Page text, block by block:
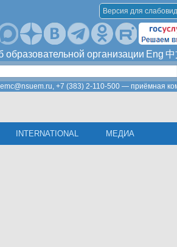
Версия для
образовательной организации Eng 中
+7 (383) 2-110-500 — приёмная
INTERNATIONAL МЕДИА